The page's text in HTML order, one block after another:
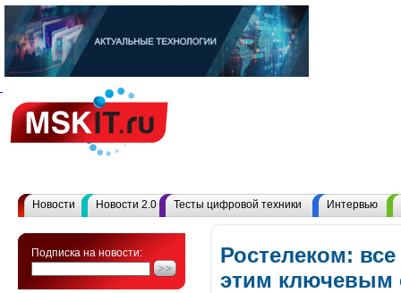
Новости Новости 2.0 Тесты цифровой техники Интервью
Подписка на новости:
Ростелеком:
этим ключевым